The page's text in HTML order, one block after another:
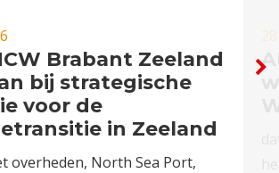
Brabant Zeeland
bij strategische
voor de
in Zeeland
overheden, North Sea Port,